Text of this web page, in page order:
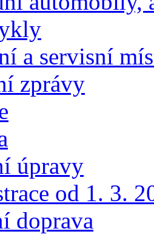
a servisní
zprávy
úpravy
od 1. 3.
doprava